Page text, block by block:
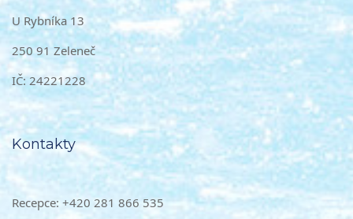
U Rybníka 13
250 91 Zeleneč
IČ: 24221228
Kontakty
Recepce: +420 281 866 535